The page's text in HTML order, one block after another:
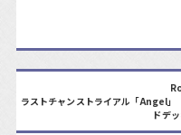
ラストチャンストライアル「Angel」
ドデ